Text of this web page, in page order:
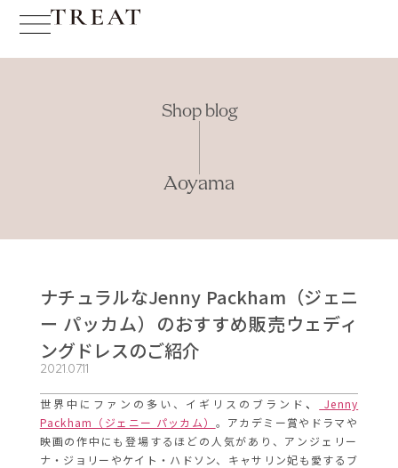
Shop blog
Aoyama
ナチュラルなJenny Packham（ジェニ
ー パッカム）のおすすめ販売ウェディ
ングドレスのご紹介
2021.07.11
世界中にファンの多い、イギリスのブランド 、
Jenny
Packham（ジェニー パッカム） 。 アカデミー賞やドラマや
映画の作中にも登場するほどの人気があり 、アンジェリー
ナ・ジョリーやケイト・ハドソン、 キャサリン妃も愛するブ